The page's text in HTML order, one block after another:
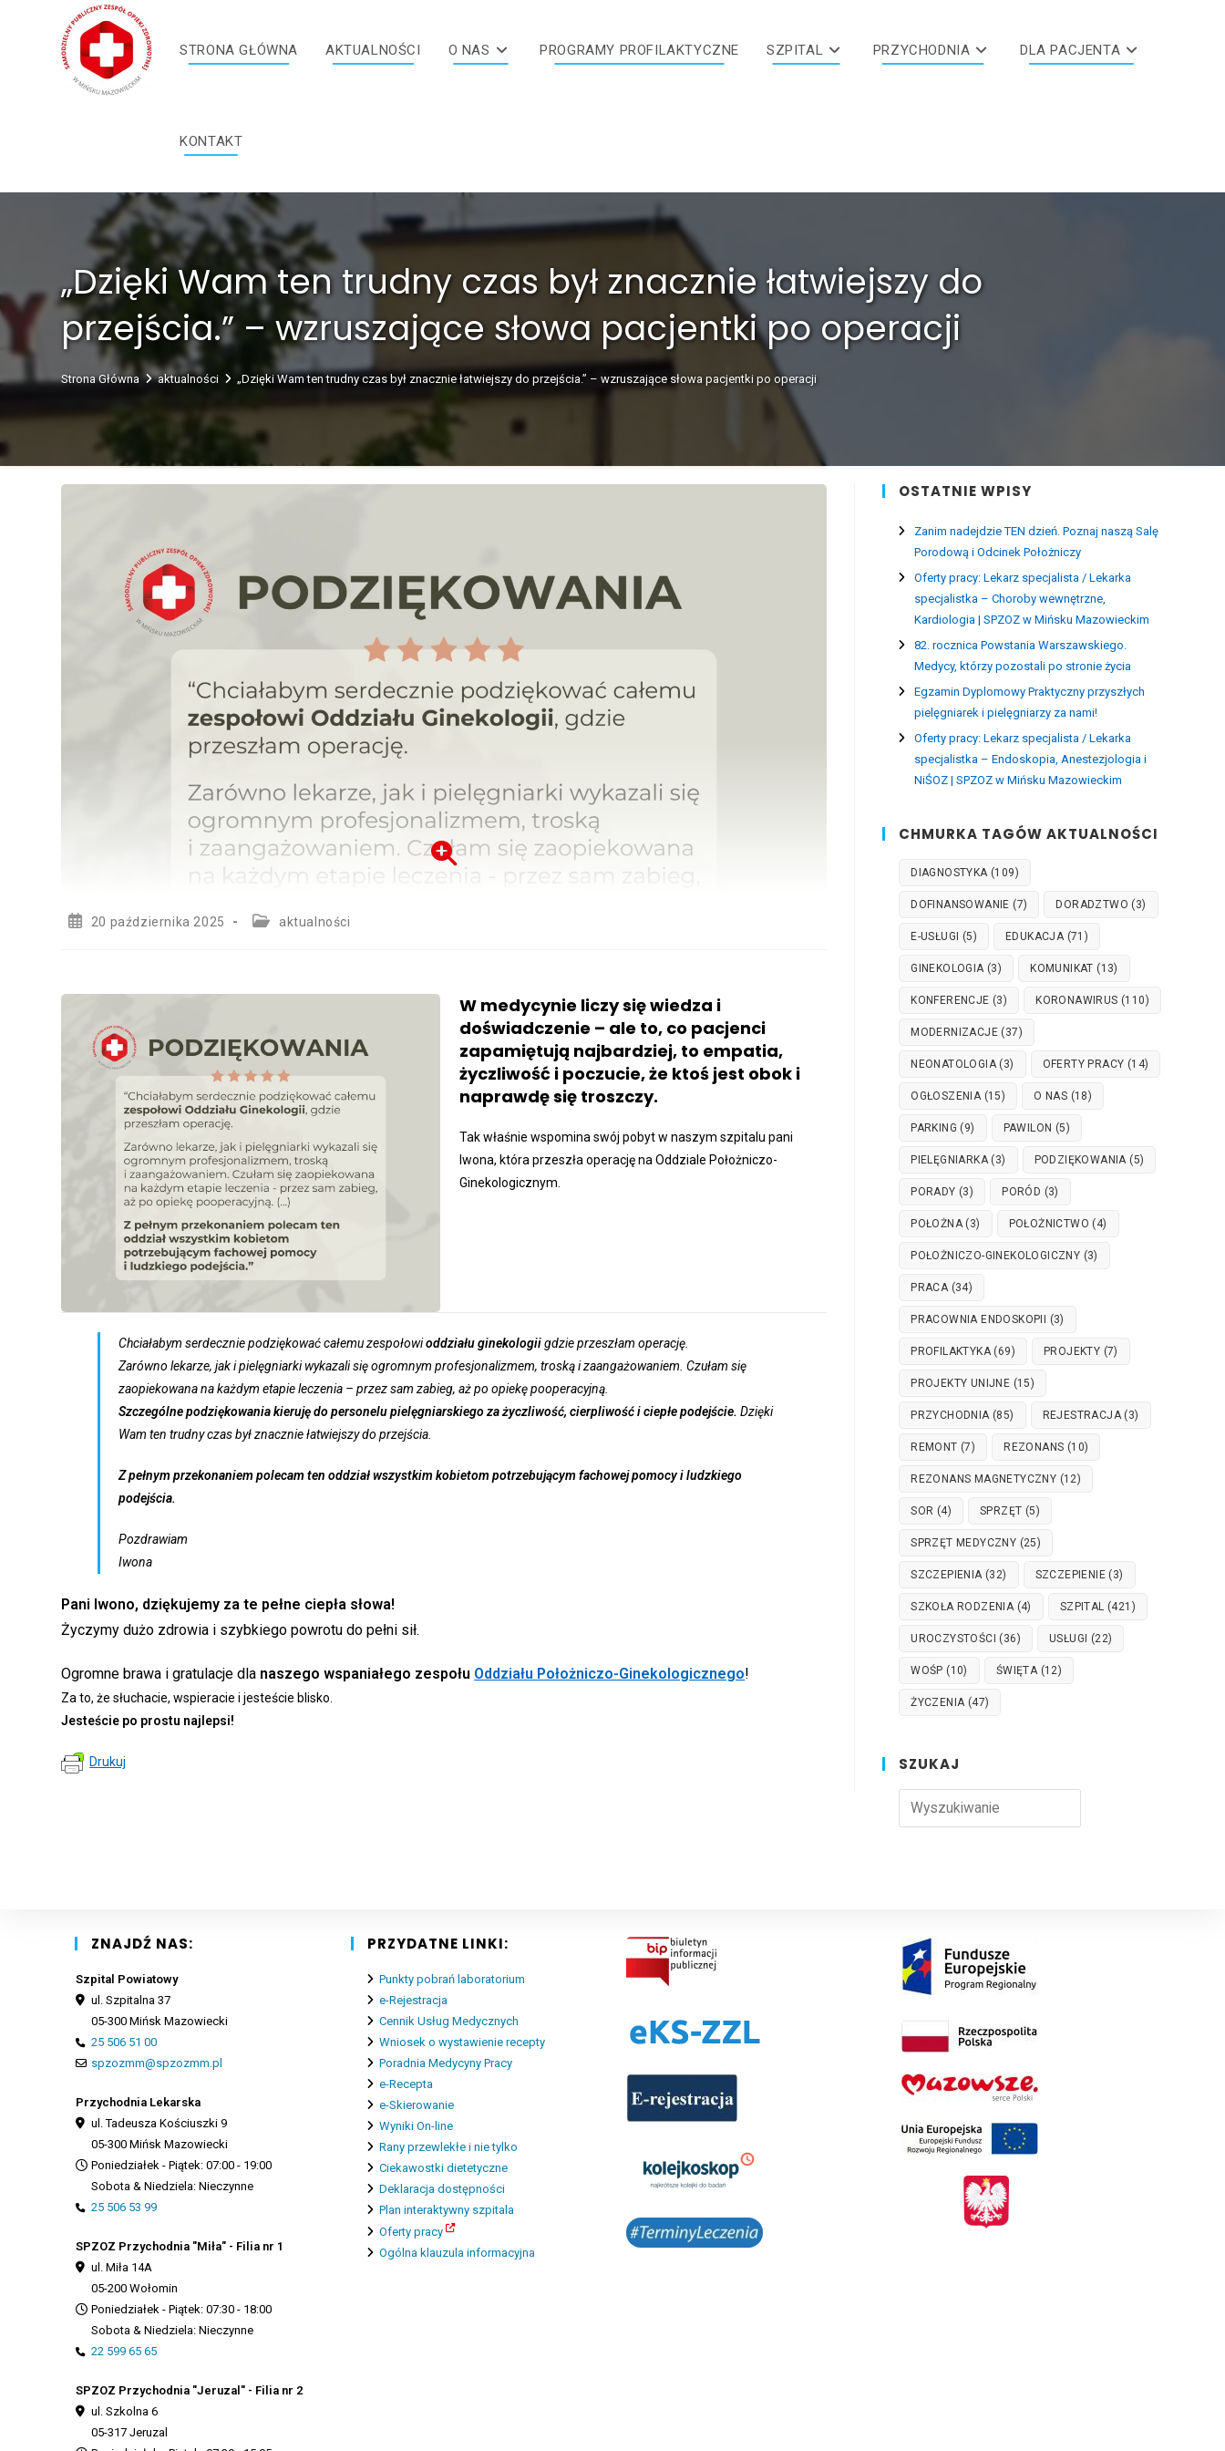
STRONA GŁÓWNA AKTUALNOŚCI O NAS PROGRAMY PROFILAKTYCZNE SZPITAL PRZYCHODNIA DLA PACJENTA
KONTAKT
„Dzięki Wam ten trudny czas był znacznie łatwiejszy do
przejścia.” – wzruszające słowa pacjentki po operacji
Strona Główna aktualności „Dzięki Wam ten trudny czas był znacznie łatwiejszy do przejścia.” – wzruszające słowa pacjentki po operacji
Post20 października 2025
Postaktualności
W medycynie liczy się wiedza i
doświadczenie – ale to, co pacjenci
zapamiętują najbardziej, to empatia,
życzliwość i poczucie, że ktoś jest obok i
naprawdę się troszczy.
Tak właśnie wspomina swój pobyt w naszym szpitalu pani
Iwona, która przeszła operację na Oddziale Położniczo-
Ginekologicznym.
Chciałabym serdecznie podziękować całemu zespołowioddziału ginekologiigdzie przeszłam operację.
Zarówno lekarze, jak i pielęgniarki wykazali się ogromnym profesjonalizmem, troską i zaangażowaniem. Czułam się
zaopiekowana na każdym etapie leczenia – przez sam zabieg, aż po opiekę pooperacyjną.
Szczególne podziękowania kieruję do personelu pielęgniarskiego za życzliwość, cierpliwość i ciepłe podejście. Dzięki
Wam ten trudny czas był znacznie łatwiejszy do przejścia.
Z pełnym przekonaniem polecam ten oddział wszystkim kobietom potrzebującym fachowej pomocy i ludzkiego
podejścia.
Pozdrawiam
Iwona
Pani Iwono, dziękujemy za te pełne ciepła słowa!
Życzymy dużo zdrowia i szybkiego powrotu do pełni sił.
Ogromne brawa i gratulacje dla naszego wspaniałego zespołu Oddziału Położniczo-Ginekologicznego!
Za to, że słuchacie, wspieracie i jesteście blisko.
Jesteście po prostu najlepsi!
Drukuj
OSTATNIE WPISY
Zanim nadejdzie TEN dzień. Poznaj naszą Salę
Porodową i Odcinek Położniczy
Oferty pracy: Lekarz specjalista / Lekarka
specjalistka – Choroby wewnętrzne,
Kardiologia | SPZOZ w Mińsku Mazowieckim
82. rocznica Powstania Warszawskiego.
Medycy, którzy pozostali po stronie życia
Egzamin Dyplomowy Praktyczny przyszłych
pielęgniarek i pielęgniarzy za nami!
Oferty pracy: Lekarz specjalista / Lekarka
specjalistka – Endoskopia, Anestezjologia i
NiŚOZ | SPZOZ w Mińsku Mazowieckim
CHMURKA TAGÓW AKTUALNOŚCI
DIAGNOSTYKA(109)
DOFINANSOWANIE (7) DORADZTWO (3)
E-USŁUGI (5) EDUKACJA(71)
GINEKOLOGIA(3) KOMUNIKAT (13)
KONFERENCJE (3) KORONAWIRUS (110)
MODERNIZACJE(37)
NEONATOLOGIA(3) OFERTY PRACY (14)
OGŁOSZENIA(15) O NAS (18)
PARKING (9) PAWILON (5)
PIELĘGNIARKA(3) PODZIĘKOWANIA(5)
PORADY (3) PORÓD (3)
POŁOŻNA(3) POŁOŻNICTWO (4)
POŁOŻNICZO-GINEKOLOGICZNY (3)
PRACA(34)
PRACOWNIA ENDOSKOPII (3)
PROFILAKTYKA(69) PROJEKTY (7)
PROJEKTY UNIJNE (15)
PRZYCHODNIA(85) REJESTRACJA(3)
REMONT (7) REZONANS (10)
REZONANS MAGNETYCZNY (12)
SOR (4) SPRZĘT (5)
SPRZĘT MEDYCZNY (25)
SZCZEPIENIA(32) SZCZEPIENIE(3)
SZKOŁA RODZENIA(4) SZPITAL (421)
UROCZYSTOŚCI (36) USŁUGI (22)
WOŚP (10) ŚWIĘTA(12)
ŻYCZENIA(47)
SZUKAJ
ZNAJDŹ NAS:
Szpital Powiatowy
ul. Szpitalna 37
05-300 Mińsk Mazowiecki
25 506 51 00
spzozmm@spzozmm.pl
Przychodnia Lekarska
ul. Tadeusza Kościuszki 9
05-300 Mińsk Mazowiecki
Poniedziałek - Piątek: 07:00 - 19:00
Sobota & Niedziela: Nieczynne
25 506 53 99
SPZOZ Przychodnia "Miła" - Filia nr 1
ul. Miła 14A
05-200 Wołomin
Poniedziałek - Piątek: 07:30 - 18:00
Sobota & Niedziela: Nieczynne
22 599 65 65
SPZOZ Przychodnia "Jeruzal" - Filia nr 2
ul. Szkolna 6
05-317 Jeruzal
PRZYDATNE LINKI:
Punkty pobrań laboratorium
e-Rejestracja
Cennik Usług Medycznych
Wniosek o wystawienie recepty
Poradnia Medycyny Pracy
e-Recepta
e-Skierowanie
Wyniki On-line
Rany przewlekłe i nie tylko
Ciekawostki dietetyczne
Deklaracja dostępności
Plan interaktywny szpitala
Oferty pracy
Ogólna klauzula informacyjna